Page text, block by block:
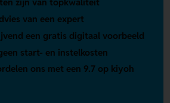
van een expert
een gratis digitaal voorbeeld
start- en instelkosten
ons met een 9.7 op kiyoh